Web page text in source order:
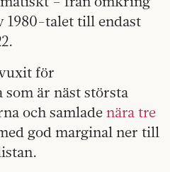
1980-talet till endast
för
är näst största
och samlade nära tre
god marginal ner till